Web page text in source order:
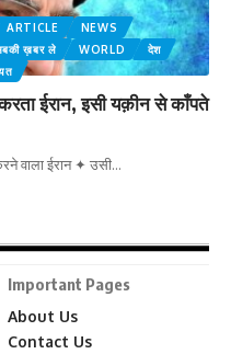
ARTICLE
NEWS
ख़बर ले
WORLD
देश
ईरान, इसी यक़ीन से काँपते
वाला ईरान ✦ उसी…
Important Pages
About Us
Contact Us